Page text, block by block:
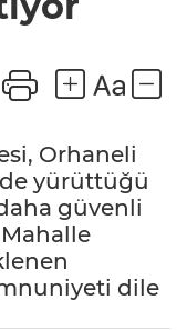
Orhaneli
yürüttüğü
güvenli
dile